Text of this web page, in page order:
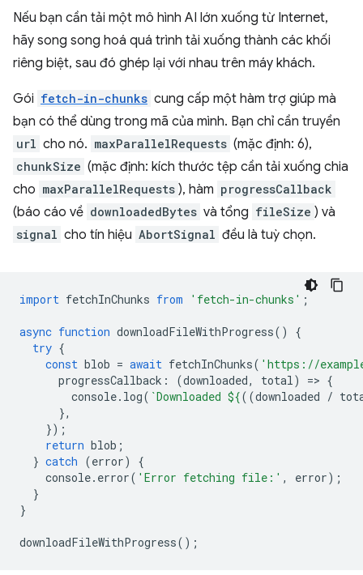
Nếu bạn cần tải một mô hình AI lớn xuống từ Internet,
hãy song song hoá quá trình tải xuống thành các khối
riêng biệt, sau đó ghép lại với nhau trên máy khách.
Gói fetch-in-chunks cung cấp một hàm trợ giúp mà
bạn có thể dùng trong mã của mình. Bạn chỉ cần truyền
url cho nó. maxParallelRequests (mặc định: 6),
chunkSize (mặc định: kích thước tệp cần tải xuống chia
cho maxParallelRequests ), hàm progressCallback
(báo cáo về downloadedBytes và tổng fileSize ) và
signal cho tín hiệu AbortSignal đều là tuỳ chọn.
import fetchInChunks from 'fetch-in-chunks' ;
async function downloadFileWithProgress()
{
try {
const blob = await fetchInChunks( 'https://
progressCallback : (downloaded, total) => {
console. log( `Downloaded ${((downloaded /
},
});
return blob ;
} catch (error)
{
console. error( 'Error fetching file:' , error);
}
}
downloadFileWithProgress();